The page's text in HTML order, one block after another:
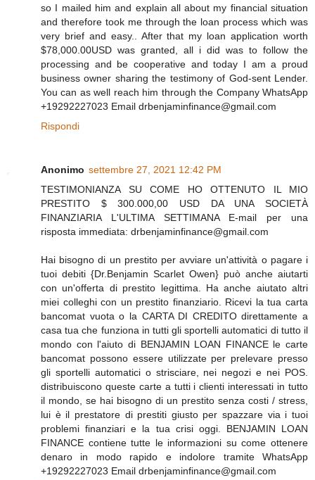
so I mailed him and explain all about my financial situation
and therefore took me through the loan process which was
very brief and easy.. After that my loan application worth
$78,000.00USD was granted, all i did was to follow the
processing and be cooperative and today I am a proud
business owner sharing the testimony of God-sent Lender.
You can as well reach him through the Company WhatsApp
+19292227023 Email drbenjaminfinance@gmail.com
Rispondi
Anonimo settembre 27, 2021 12:42 PM
TESTIMONIANZA SU COME HO OTTENUTO IL MIO
PRESTITO $ 300.000,00 USD DA UNA SOCIETÀ
FINANZIARIA L'ULTIMA SETTIMANA E-mail per una
risposta immediata: drbenjaminfinance@gmail.com
Hai bisogno di un prestito per avviare un'attività o pagare i
tuoi debiti {Dr.Benjamin Scarlet Owen} può anche aiutarti
con un'offerta di prestito legittima. Ha anche aiutato altri
miei colleghi con un prestito finanziario. Ricevi la tua carta
bancomat vuota o la CARTA DI CREDITO direttamente a
casa tua che funziona in tutti gli sportelli automatici di tutto il
mondo con l'aiuto di BENJAMIN LOAN FINANCE le carte
bancomat possono essere utilizzate per prelevare presso
gli sportelli automatici o strisciare, nei negozi e nei POS.
distribuiscono queste carte a tutti i clienti interessati in tutto
il mondo, se hai bisogno di un prestito senza costi / stress,
lui è il prestatore di prestiti giusto per spazzare via i tuoi
problemi finanziari e la tua crisi oggi. BENJAMIN LOAN
FINANCE contiene tutte le informazioni su come ottenere
denaro in modo rapido e indolore tramite WhatsApp
+19292227023 Email drbenjaminfinance@gmail.com